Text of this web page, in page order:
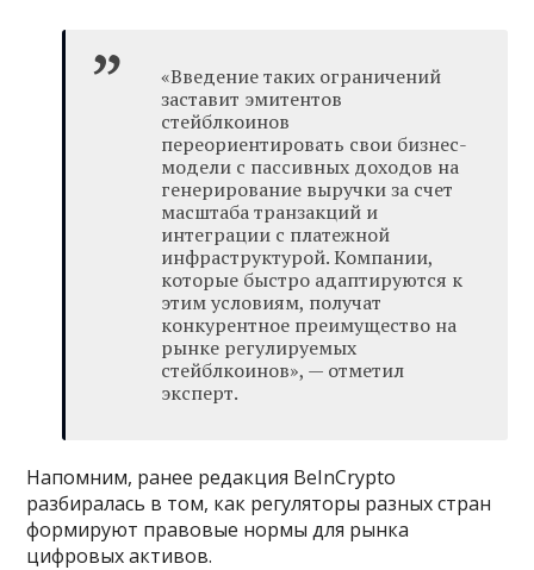
«Введение таких ограничений
заставит эмитентов
стейблкоинов
переориентировать свои бизнес-
модели с пассивных доходов на
генерирование выручки за счет
масштаба транзакций и
интеграции с платежной
инфраструктурой. Компании,
которые быстро адаптируются к
этим условиям, получат
конкурентное преимущество на
рынке регулируемых
стейблкоинов», — отметил
эксперт.
Напомним, ранее редакция BeInCrypto
разбиралась в том, как регуляторы разных стран
формируют правовые нормы для рынка
цифровых активов.